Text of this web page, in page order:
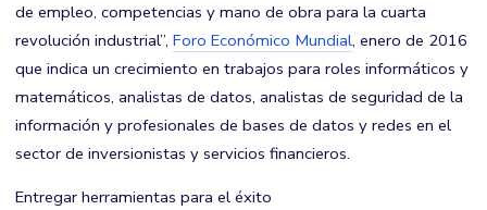
de empleo, competencias y mano de obra para la cuarta
revolución industrial”, Foro Económico Mundial, enero de 2016
que indica un crecimiento en trabajos para roles informáticos y
matemáticos, analistas de datos, analistas de seguridad de la
información y profesionales de bases de datos y redes en el
sector de inversionistas y servicios financieros.
Entregar herramientas para el éxito